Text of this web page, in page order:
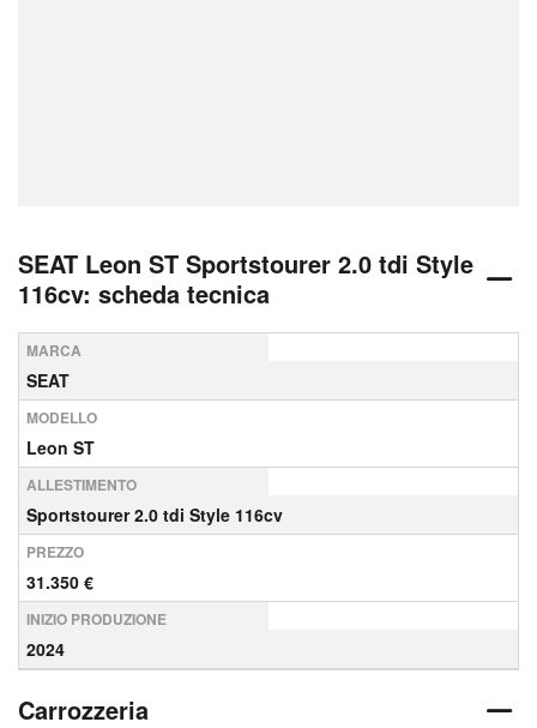
SEAT Leon ST Sportstourer 2.0 tdi Style
116cv: scheda tecnica
MARCA
SEAT
MODELLO
Leon ST
ALLESTIMENTO
Sportstourer 2.0 tdi Style 116cv
PREZZO
31.350 €
INIZIO PRODUZIONE
2024
Carrozzeria